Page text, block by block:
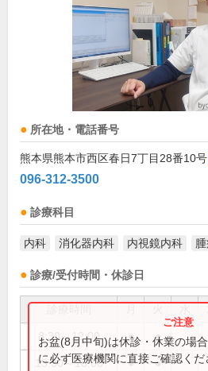
所在地・電話番号
熊本県熊本市西区春日7丁目28番10号
096-312-3500
診療科目
内科 消化器内科 内視鏡内科
診療/受付時間・休診日
8:30～12:00 ● ●
13:30～18:00 ● ●
お盆(8月中旬)は休診・休業の場
に必ず医療機関に直接ご確認くだ